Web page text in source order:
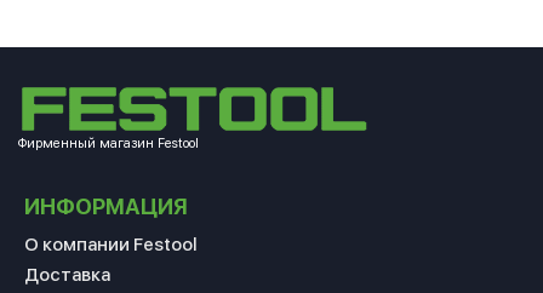
Фирменный магазин Festool
ИНФОРМАЦИЯ
О компании Festool
Доставка